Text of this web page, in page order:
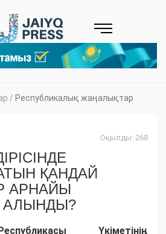
/ Республикалық жаңалықтар
Оқылды: 268
ҚАНДАЙ
АРНАЙЫ
АЛЫНДЫ?
Үкіметінің